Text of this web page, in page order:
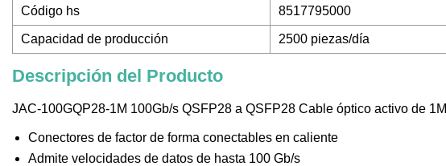
Código hs 8517795000
Capacidad de producción 2500 piezas/día
Descripción del Producto
JAC-100GQP28-1M 100Gb/s QSFP28 a QSFP28 Cable óptico activo de 1M
Conectores de factor de forma conectables en caliente
Admite velocidades de datos de hasta 100 Gb/s